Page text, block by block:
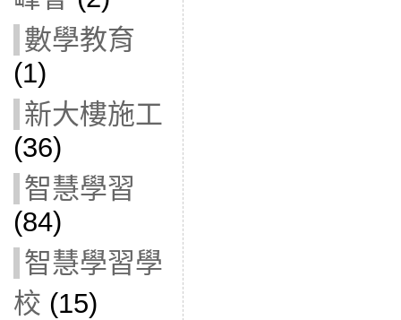
數學教育
(1)
新大樓施工
(36)
智慧學習
(84)
智慧學習學
校 (15)